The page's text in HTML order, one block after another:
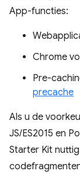
App-functies:
Chrome
Pre-
precache
Als u de
JS/ES2015 en
Starter Kit